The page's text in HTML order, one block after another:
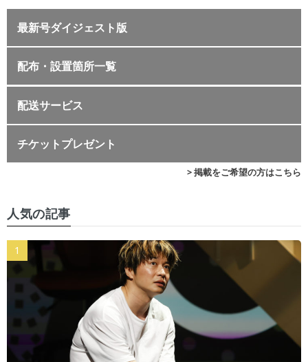
最新号ダイジェスト版
配布・設置箇所一覧
配送サービス
チケットプレゼント
> 掲載をご希望の方はこちら
人気の記事